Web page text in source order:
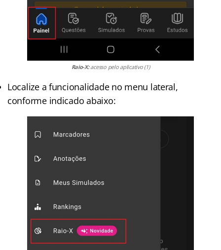
Raio-X:acesso pelo aplicativo (1)
Localize a funcionalidade no menu lateral,
conforme indicado abaixo: